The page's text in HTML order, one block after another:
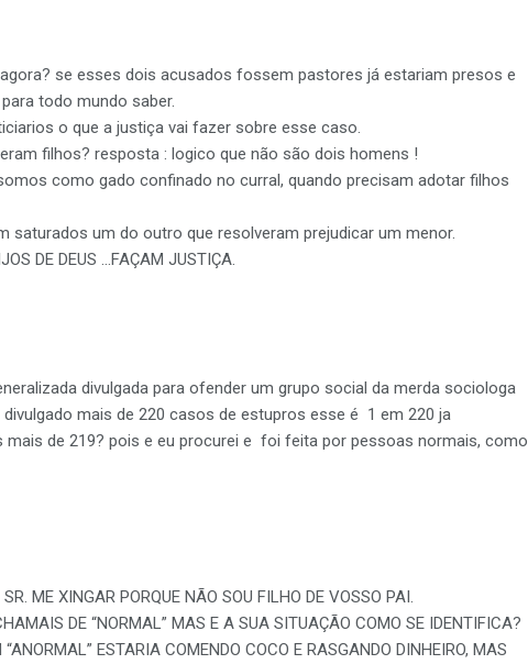
se esses dois acusados fossem pastores já estariam presos e
todo mundo saber.
o que a justiça vai fazer sobre esse caso.
filhos? resposta : logico que não são dois homens !
como gado confinado no curral, quando precisam adotar filhos
saturados um do outro que resolveram prejudicar um menor.
DE DEUS …FAÇAM JUSTIÇA.
divulgada para ofender um grupo social da merda sociologa
mais de 220 casos de estupros esse é 1 em 220 ja
mais de 219? pois e eu procurei e foi feita por pessoas normais, como
ME XINGAR PORQUE NÃO SOU FILHO DE VOSSO PAI.
DE “NORMAL” MAS E A SUA SITUAÇÃO COMO SE IDENTIFICA?
ESTARIA COMENDO COCO E RASGANDO DINHEIRO, MAS